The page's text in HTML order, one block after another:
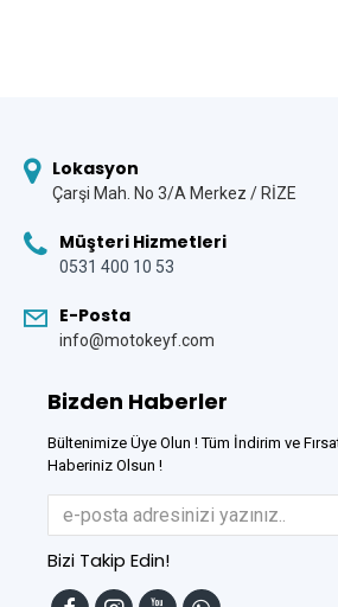
Tek Tıkla Ödeme Kolaylığı
Lokasyon
Çarşi Mah. No 3/A Merkez / RİZE
Müşteri Hizmetleri
0531 400 10 53
E-Posta
info@motokeyf.com
Bizden Haberler
Bültenimize Üye Olun ! Tüm İndirim ve
Haberiniz Olsun !
Bizi Takip Edin!